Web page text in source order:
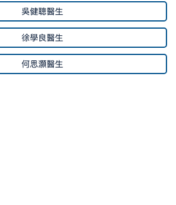
吳健聰醫生
徐學良醫生
何思灝醫生